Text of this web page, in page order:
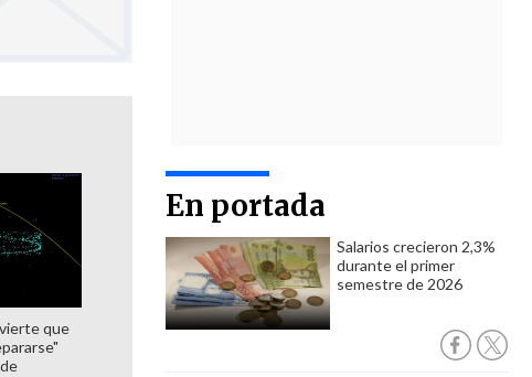
En portada
Salarios crecieron 2,3%
durante el primer
semestre de 2026
que